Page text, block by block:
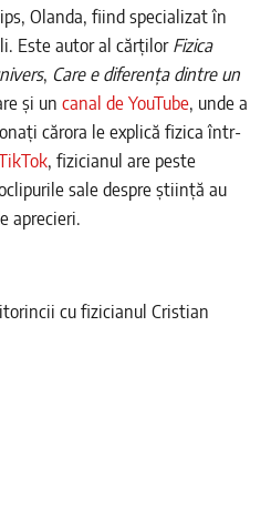
Olanda, fiind specializat în
Este autor al cărțilorFizica
, Care e diferența dintre un
și un canal de YouTube, unde a
cărora le explică fizica într-
, fizicianul are peste
sale despre știință au
aprecieri.
cu fizicianul Cristian